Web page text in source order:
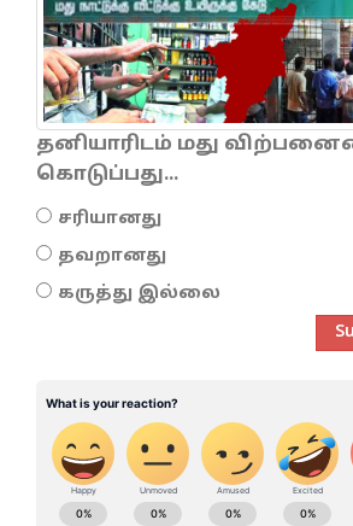
தனியாரிடம் மது
கொடுப்பது...
சரியானது
தவறானது
கருத்து இல்லை